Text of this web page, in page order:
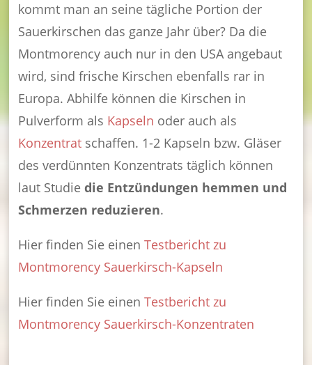
kommt man an seine tägliche Portion der
Sauerkirschen das ganze Jahr über? Da die
Montmorency auch nur in den USA angebaut
wird, sind frische Kirschen ebenfalls rar in
Europa. Abhilfe können die Kirschen in
Pulverform als Kapseln oder auch als
Konzentrat schaffen. 1-2 Kapseln bzw. Gläser
des verdünnten Konzentrats täglich können
laut Studie die Entzündungen hemmen und
Schmerzen reduzieren.
Hier finden Sie einenTestbericht zu
Montmorency Sauerkirsch-Kapseln
Hier finden Sie einenTestbericht zu
Montmorency Sauerkirsch-Konzentraten